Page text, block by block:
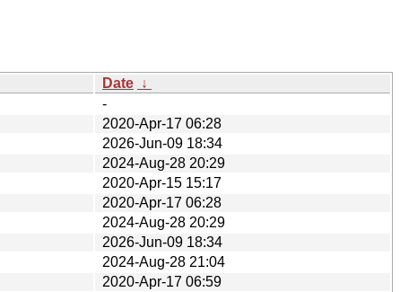
Date ↓
-
2020-Apr-17 06:28
2026-Jun-09 18:34
2024-Aug-28 20:29
2020-Apr-15 15:17
2020-Apr-17 06:28
2024-Aug-28 20:29
2026-Jun-09 18:34
2024-Aug-28 21:04
2020-Apr-17 06:59